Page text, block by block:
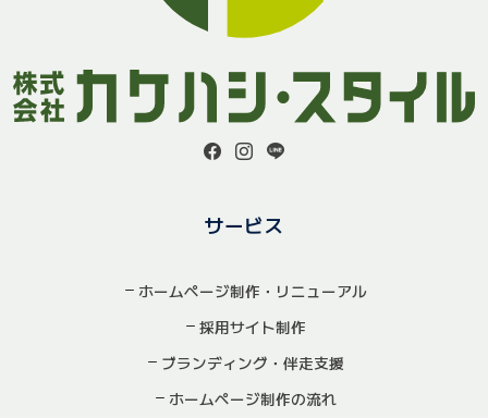
サービス
ホームページ制作・リニューアル
採用サイト制作
ブランディング・伴走支援
ホームページ制作の流れ